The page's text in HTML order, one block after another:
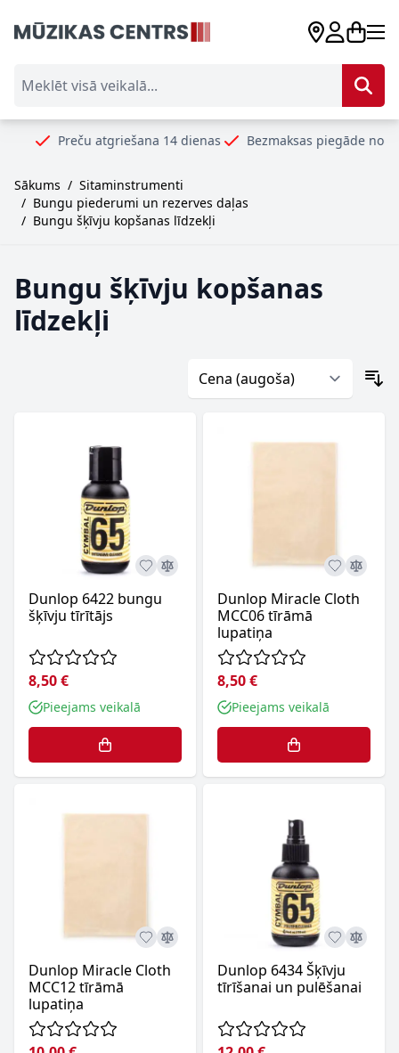
Preču atgriešana 14 dienas Bezmaksas piegāde no 99€
Sākums / Sitaminstrumenti
/ Bungu piederumi un rezerves daļas
/ Bungu šķīvju kopšanas līdzekļi
Bungu šķīvju kopšanas
līdzekļi
Dunlop 6422 bungu
šķīvju tīrītājs
8,50 €
Pieejams veikalā
Dunlop Miracle Cloth
MCC06 tīrāmā
lupatiņa
8,50 €
Pieejams veikalā
Dunlop Miracle Cloth
MCC12 tīrāmā
lupatiņa
Dunlop 6434 Šķīvju
tīrīšanai un pulēšanai